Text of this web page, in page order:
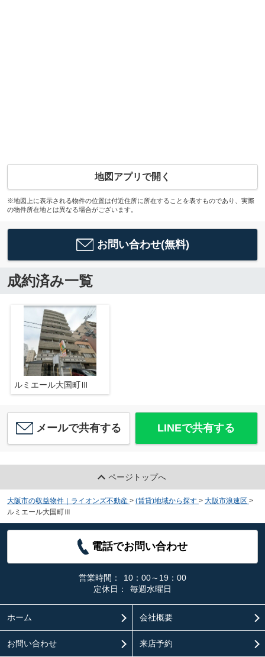
地図アプリで開く
※地図上に表示される物件の位置は付近住所に所在することを表すものであり、実際
の物件所在地とは異なる場合がございます。
お問い合わせ(無料)
成約済み一覧
ルミエール大国町Ⅲ
メールで共有する LINEで共有する
ページトップへ
大阪市の収益物件｜ライオンズ不動産 > (賃貸)地域から探す > 大阪市浪速区 >
ルミエール大国町Ⅲ
電話でお問い合わせ
営業時間：
10：00～19：00
定休日：
毎週水曜日
ホーム 会社概要
お問い合わせ 来店予約